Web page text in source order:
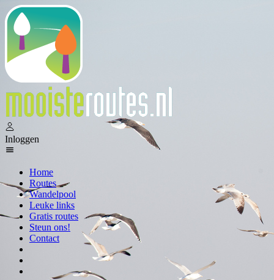
Inloggen
Home
Routes
Wandelpool
Leuke links
Gratis routes
Steun ons!
Contact